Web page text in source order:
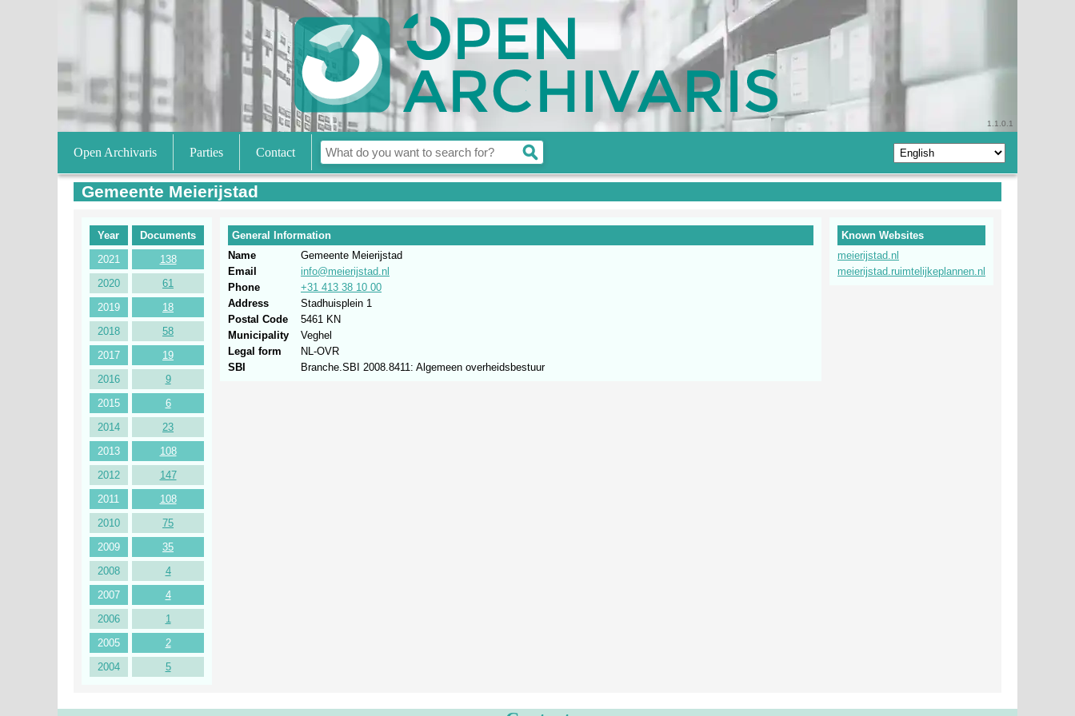
1.1.0.1
Open Archivaris Parties Contact
Gemeente Meierijstad
Year
Documents
2021
138
2020
61
2019
18
2018
58
2017
19
2016
9
2015
6
2014
23
2013
108
2012
147
2011
108
2010
75
2009
35
2008
4
2007
4
2006
1
2005
2
2004
5
General Information
Name
Gemeente Meierijstad
Email
info@meierijstad.nl
Phone
+31 413 38 10 00
Address
Stadhuisplein 1
Postal Code
5461 KN
Municipality
Veghel
Legal form
NL-OVR
SBI
Branche.SBI 2008.8411: Algemeen overheidsbestuur
Known Websites
meierijstad.nl
meierijstad.ruimtelijkeplannen.nl